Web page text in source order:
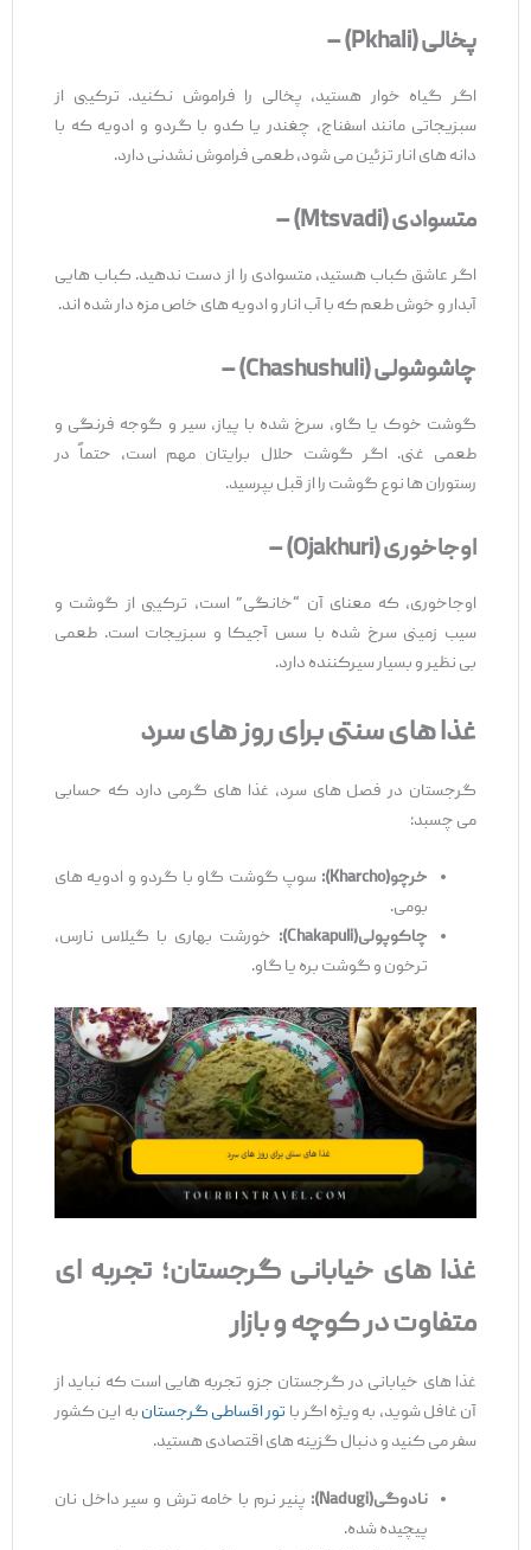
پخالی(Pkhali) –
اگر گیاه‌ خوار هستید، پخالی را فراموش نکنید. ترکیبی از
سبزیجاتی مانند اسفناج، چغندر یا کدو با گردو و ادویه که با
دانه ‌های انار تزئین می ‌شود، طعمی فراموش ‌نشدنی دارد.
متسوادی(Mtsvadi) –
اگر عاشق کباب هستید، متسوادی را از دست ندهید. کباب ‌هایی
آبدار و خوش ‌طعم که با آب ‌انار و ادویه ‌های خاص مزه‌ دار شده ‌اند.
چاشوشولی(Chashushuli) –
گوشت خوک یا گاو، سرخ ‌شده با پیاز، سیر و گوجه ‌فرنگی و
طعمی غنی. اگر گوشت حلال برایتان مهم است، حتماً در
رستوران ‌ها نوع گوشت را از قبل بپرسید.
اوجاخوری(Ojakhuri) –
اوجاخوری، که معنای آن “خانگی” است، ترکیبی از گوشت و
سیب ‌زمینی سرخ ‌شده با سس آجیکا و سبزیجات است. طعمی
بی‌ نظیر و بسیار سیرکننده دارد.
غذاهای سنتی برای روزهای سرد
گرجستان در فصل ‌های سرد، غذا های گرمی دارد که حسابی
می ‌چسبد:
خرچو(Kharcho)
:سوپ گوشت گاو با گردو و ادویه ‌های
بومی.
چاکوپولی(Chakapuli)
:خورشت بهاری با گیلاس نارس،
ترخون و گوشت بره یا گاو.
غذا های خیابانی گرجستان؛ تجربه ‌ای
متفاوت در کوچه و بازار
غذا های خیابانی در گرجستان جزو تجربه‌ هایی است که نباید از
آن غافل شوید، به ‌ویژه اگر باتور اقساطی گرجستانبه این کشور
سفر می‌ کنید و دنبال گزینه‌ های اقتصادی هستید.
نادوگی(Nadugi)
:پنیر نرم با خامه ترش و سیر داخل نان
پیچیده شده.